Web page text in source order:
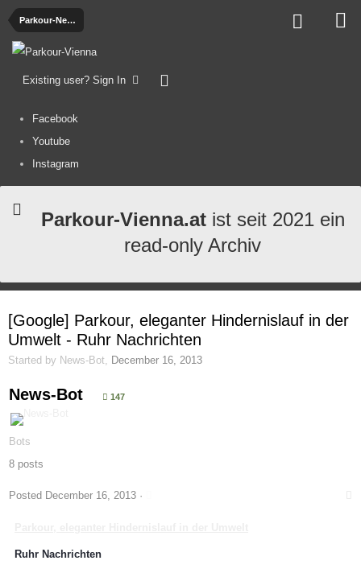
Parkour-News
Existing user? Sign In
Facebook
Youtube
Instagram
Parkour-Vienna.atist seit 2021 ein
read-only Archiv
[Google] Parkour, eleganter Hindernislauf in der
Umwelt - Ruhr Nachrichten
Started by News-Bot December 16, 2013
News-Bot 147
Bots
8 posts
Posted December 16, 2013 ·
Ruhr Nachrichten